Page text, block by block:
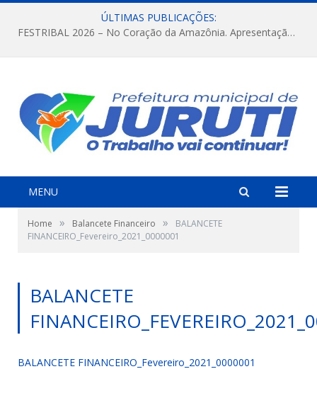
ÚLTIMAS PUBLICAÇÕES:
FESTRIBAL 2026 – No Coração da Amazônia. Apresentação da Munduruku.
MENU
Home » Balancete Financeiro »
BALANCETE
FINANCEIRO_Fevereiro_2021_0000001
BALANCETE
BALANCETE FINANCEIRO_Fevereiro_2021_0000001